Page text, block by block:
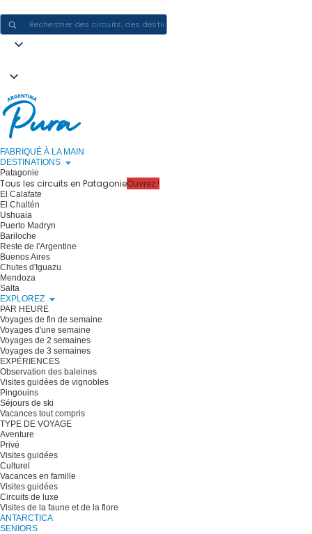
FABRIQUÉ À LA MAIN
DESTINATIONS
Patagonie
Tous les circuits en PatagonieOuvrez !
El Calafate
El Chaltén
Ushuaia
Puerto Madryn
Bariloche
Reste de l'Argentine
Buenos Aires
Chutes d'Iguazu
Mendoza
Salta
EXPLOREZ
PAR HEURE
Voyages de fin de semaine
Voyages d'une semaine
Voyages de 2 semaines
Voyages de 3 semaines
EXPÉRIENCES
Observation des baleines
Visites guidées de vignobles
Pingouins
Séjours de ski
Vacances tout compris
TYPE DE VOYAGE
Aventure
Privé
Visites guidées
Culturel
Vacances en famille
Visites guidées
Circuits de luxe
Visites de la faune et de la flore
ANTARCTICA
SENIORS